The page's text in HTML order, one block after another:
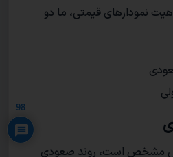
نمودارهای قیمتی، ما دو
مشخص است، روند صعودی
98